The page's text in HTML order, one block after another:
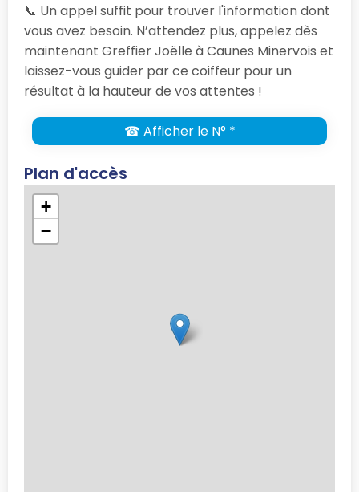
📞 Un appel suffit pour trouver l'information dont
vous avez besoin. N’attendez plus, appelez dès
maintenant Greffier Joëlle à Caunes Minervois et
laissez-vous guider par ce coiffeur pour un
résultat à la hauteur de vos attentes !
☎ Afficher le N° *
Plan d'accès
+
−